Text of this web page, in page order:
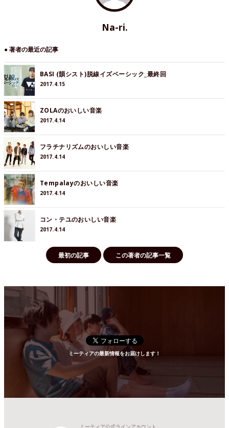
Na-ri.
● 著者の最近の記事
BASI (韻シスト)脱線イズベーシック_最終回
2017.4.15
ZOLAのおいしい音楽
2017.4.14
フラチナリズムのおいしい音楽
2017.4.14
Tempalayのおいしい音楽
2017.4.14
コン・テユのおいしい音楽
2017.4.14
最初の記事 この著者の記事一覧
ミーティアの最新情報をお届けします！
ミーティア公式ラインアカウント